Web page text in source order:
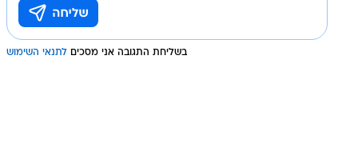
בשליחת התגובה אני מסכים לתנאי השימוש